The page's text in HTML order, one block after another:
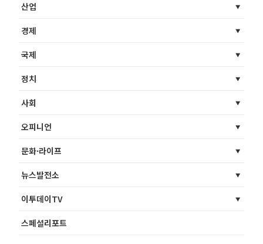
산업
경제
국제
정치
사회
오피니언
문화·라이프
뉴스발전소
이투데이TV
스페셜리포트